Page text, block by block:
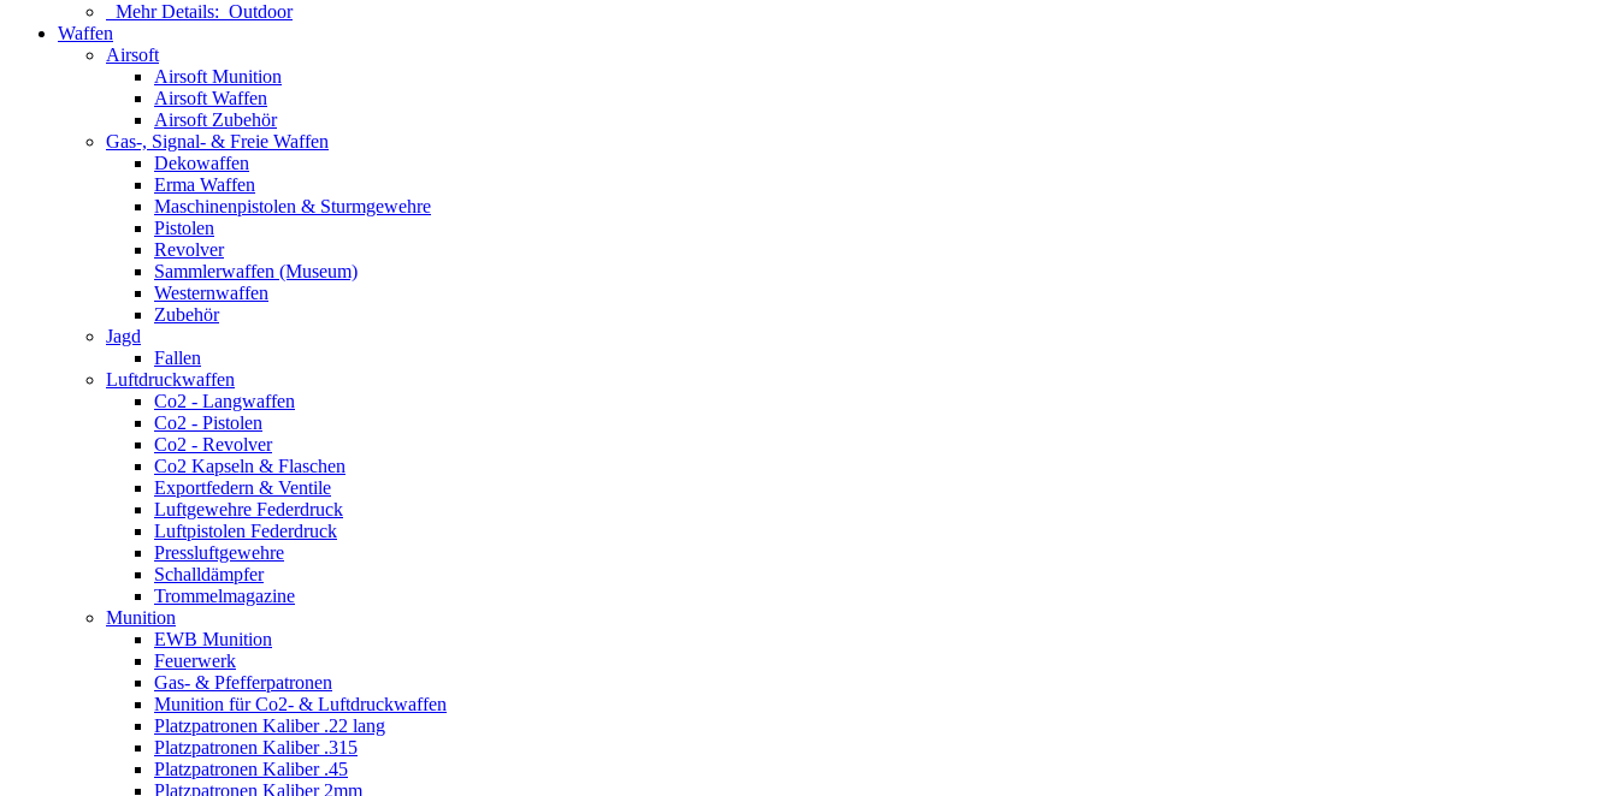
Mehr Details: Outdoor
Waffen
Airsoft
Airsoft Munition
Airsoft Waffen
Airsoft Zubehör
Gas-, Signal- & Freie Waffen
Dekowaffen
Erma Waffen
Maschinenpistolen & Sturmgewehre
Pistolen
Revolver
Sammlerwaffen (Museum)
Westernwaffen
Zubehör
Jagd
Fallen
Luftdruckwaffen
Co2 - Langwaffen
Co2 - Pistolen
Co2 - Revolver
Co2 Kapseln & Flaschen
Exportfedern & Ventile
Luftgewehre Federdruck
Luftpistolen Federdruck
Pressluftgewehre
Schalldämpfer
Trommelmagazine
Munition
EWB Munition
Feuerwerk
Gas- & Pfefferpatronen
Munition für Co2- & Luftdruckwaffen
Platzpatronen Kaliber .22 lang
Platzpatronen Kaliber .315
Platzpatronen Kaliber .45
Platzpatronen Kaliber 2mm